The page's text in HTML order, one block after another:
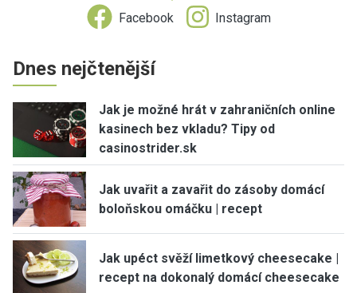
Facebook Instagram
Dnes nejčtenější
Jak je možné hrát v zahraničních online
kasinech bez vkladu? Tipy od
casinostrider.sk
Jak uvařit a zavařit do zásoby domácí
boloňskou omáčku | recept
Jak upéct svěží limetkový cheesecake |
recept na dokonalý domácí cheesecake